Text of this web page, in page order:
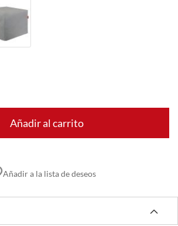
Añadir al carrito
Añadir a la lista de deseos